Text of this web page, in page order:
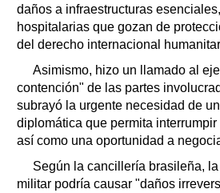
daños a infraestructuras
hospitalarias que gozan de
del derecho internacional
Asimismo, hizo un llamado al
contención" de las partes
subrayó la urgente necesidad de
diplomática que permita
así como una oportunidad a
Según la cancillería brasileña,
militar podría causar "daños